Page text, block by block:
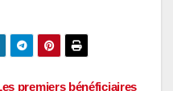
premiers bénéficiaires